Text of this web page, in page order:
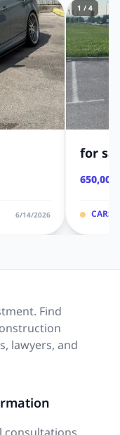
6/14/2026
1 / 4
for
CARS
Find
lawyers, and